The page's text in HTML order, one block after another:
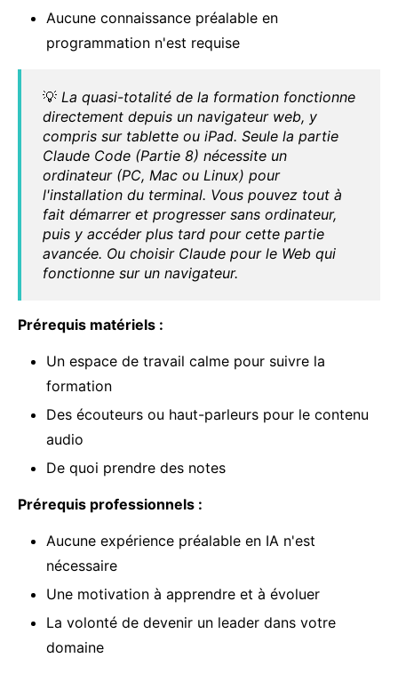
Aucune connaissance préalable en
programmation n'est requise
💡 La quasi-totalité de la formation fonctionne
directement depuis un navigateur web, y
compris sur tablette ou iPad. Seule la partie
Claude Code (Partie 8) nécessite un
ordinateur (PC, Mac ou Linux) pour
l'installation du terminal. Vous pouvez tout à
fait démarrer et progresser sans ordinateur,
puis y accéder plus tard pour cette partie
avancée. Ou choisir Claude pour le Web qui
fonctionne sur un navigateur.
Prérequis matériels :
Un espace de travail calme pour suivre la
formation
Des écouteurs ou haut-parleurs pour le contenu
audio
De quoi prendre des notes
Prérequis professionnels :
Aucune expérience préalable en IA n'est
nécessaire
Une motivation à apprendre et à évoluer
La volonté de devenir un leader dans votre
domaine